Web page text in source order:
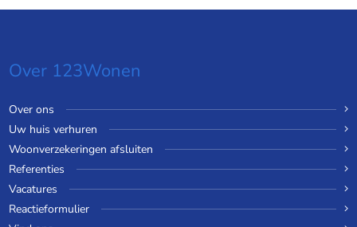
Over 123Wonen
Over ons
Uw huis verhuren
Woonverzekeringen afsluiten
Referenties
Vacatures
Reactieformulier